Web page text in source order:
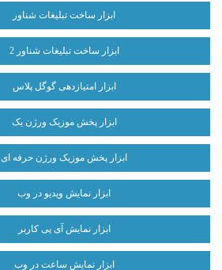
ابزار ساخت تبلیغات شناور
ابزار ساخت تبلیغات شناور 2
ابزار امتیازدهی گوگل پلاس
ابزار پخش موزیک ورژن یک
ابزار پخش موزیک ورژن حرفه ای
ابزار نمایش ویدیو در وب
ابزار نمایش آی پی کاربر
ابزار نمایش ساعت در وب